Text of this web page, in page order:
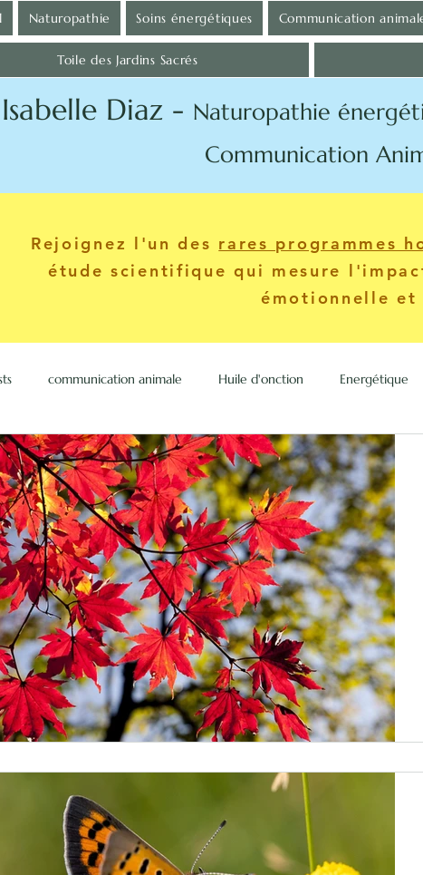
Naturopathie Soins énergétiques Communication
Toile des Jardins Sacrés
Isabelle Diaz - Naturopathie
Communication
Rejoignez l'un des rares programmes
étude scientifique qui mesure
émotionnelle
communication animale Huile d'onction Energétique